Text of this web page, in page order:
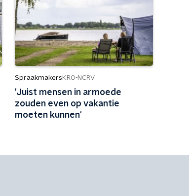
Spraakmakers KRO-NCRV
'Juist mensen in armoede
zouden even op vakantie
moeten kunnen'